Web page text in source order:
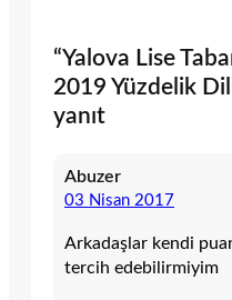
“Yalova Lise
2019 Yüzdelik
yanıt
Abuzer
03 Nisan 2017
Arkadaşlar kendi
tercih edebilirmiyim